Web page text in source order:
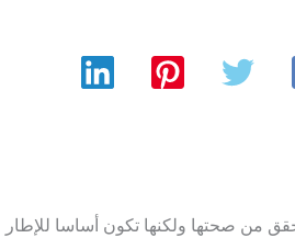
من صحتها ولكنها تكون أساسا للإطار